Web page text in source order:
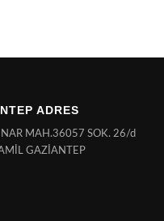
ADRES
MAH.36057 SOK. 26/d
GAZİANTEP